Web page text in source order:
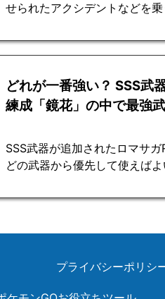
せられたアクシデントなどを
どれが一番強い？ SSS武
練成「鏡花」の中で最強
SSS武器が追加されたロマサ
どの武器から優先して使えば
プライバシーポリシ